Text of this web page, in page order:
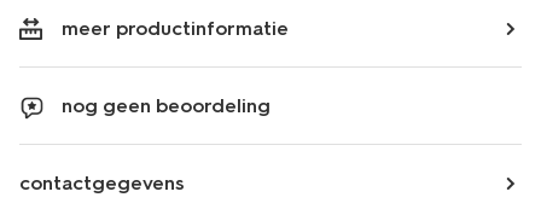
meer productinformatie
nog geen beoordeling
contactgegevens